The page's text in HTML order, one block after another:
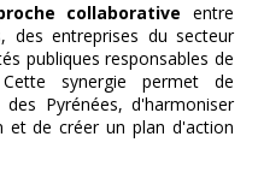
collaborative entre
des entreprises du secteur
publiques responsables de
synergie permet de
Pyrénées, d'harmoniser
et de créer un plan d'action